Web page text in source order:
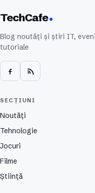
TechCafe
Blog noutăți și știri IT,
tutoriale
SECȚIUNI
Noutăți
Tehnologie
Jocuri
Filme
Știință